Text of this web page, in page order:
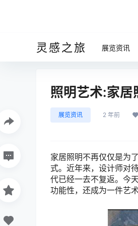
灵感之旅 展览资讯
照明艺术:家居
展览资讯 2 年前
家居照明不再仅仅是为
式。近年来，设计师对
代已经一去不复返。今
功能性，还成为一件艺术